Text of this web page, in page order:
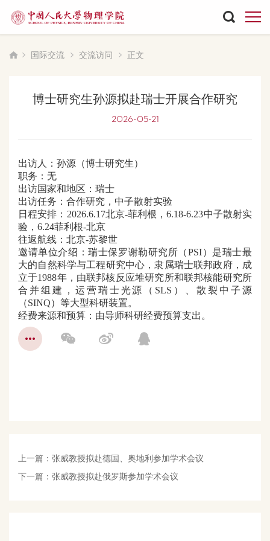
国际交流 交流访问 正文
博士研究生孙源拟赴瑞士开展合作研究
2026-05-21
出访人：孙源（博士研究生）
职务：无
出访国家和地区：瑞士
出访任务：合作研究，中子散射实验
日程安排： 2026.6.17北京-菲利根，6.18-6.23中子散射实
验，6.24菲利根-北京
往返航线：北京-苏黎世
邀请单位介绍：瑞士保罗谢勒研究所（PSI）是瑞士最
大的自然科学与工程研究中心，隶属瑞士联邦政府，成
立于1988年，由联邦核反应堆研究所和联邦核能研究所
合并组建，运营瑞士光源（SLS）、散裂中子源
（SINQ）等大型科研装置。
经费来源和预算：由导师科研经费预算支出。
上一篇： 张威教授拟赴德国、奥地利参加学术会议
下一篇： 张威教授拟赴俄罗斯参加学术会议